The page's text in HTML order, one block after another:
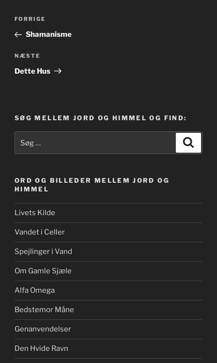
Indlægsnavigation
Forrige
indlæg
FORRIGE
Shamanisme
Næste
indlæg
NÆSTE
Dette Hus
SØG MELLEM JORD OG HIMMEL OG FIND:
efter:
ORD OG BILLEDER MELLEM JORD OG
HIMMEL
Livets Kilde
Vandet i Celler
Spejlinger i Vand
Om Gamle Sjæle
Alfa Omega
Bedstemor Måne
Genanvendelser
Den Hvide Ravn